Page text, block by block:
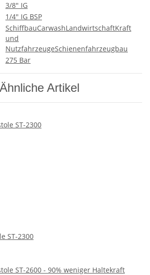
3/8" IG
1/4" IG BSP
SchiffbauCarwashLandwirtschaftKraft
und
NutzfahrzeugeSchienenfahrzeugbau
275 Bar
Ähnliche Artikel
ST-2300